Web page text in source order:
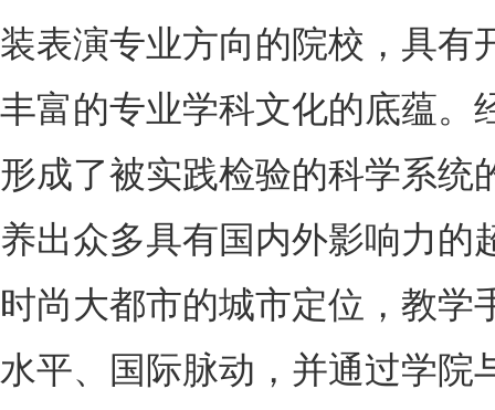
装表演专业方向的院校，具有
丰富的专业学科文化的底蕴。
形成了被实践检验的科学系统
养出众多具有国内外影响力的
时尚大都市的城市定位，教学
水平、国际脉动，并通过学院